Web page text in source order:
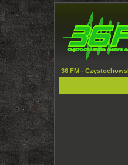
36 FM -